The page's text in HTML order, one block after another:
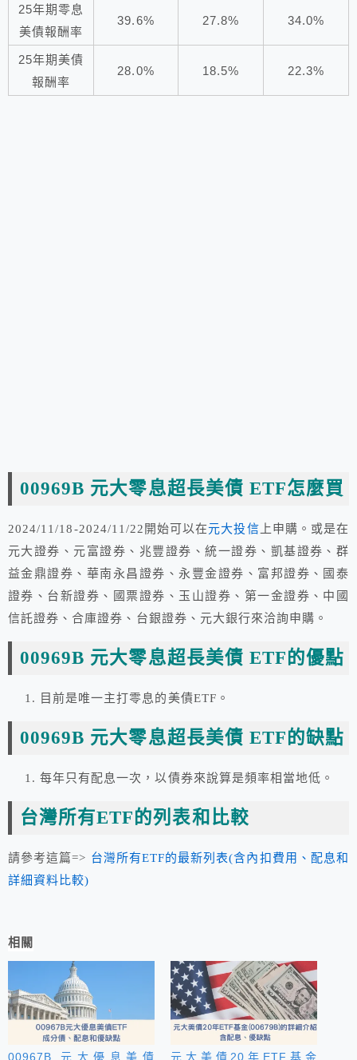
25年期零息
美債報酬率
39.6% 27.8% 34.0%
25年期美債
報酬率
28.0% 18.5% 22.3%
00969B 元大零息超長美債 ETF怎麼買
2024/11/18-2024/11/22開始可以在元大投信 上申購。或是在
元大證券、元富證券、兆豐證券、統一證券、凱基證券、群
益金鼎證券、華南永昌證券、永豐金證券、富邦證券、國泰
證券、台新證券、國票證券、玉山證券、第一金證券、中國
信託證券、合庫證券、台銀證券、元大銀行來洽詢申購。
00969B 元大零息超長美債 ETF的優點
目前是唯一主打零息的美債ETF。
00969B 元大零息超長美債 ETF的缺點
每年只有配息一次，以債券來說算是頻率相當地低。
台灣所有ETF的列表和比較
請參考這篇=> 台灣所有ETF的最新列表(含內扣費用、配息和
詳細資料比較)
相關
00967B 元大優息美債 元大美債20年ETF基金